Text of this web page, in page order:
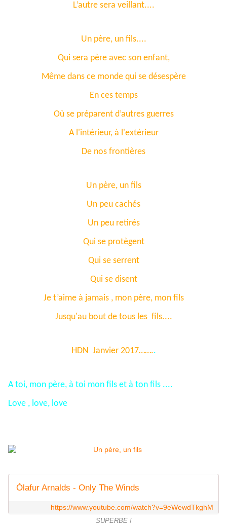
L’autre sera veillant....
Un père, un fils....
Qui sera père avec son enfant,
Même dans ce monde qui se désespère
En ces temps
Où se préparent d’autres guerres
A l'intérieur, à l'extérieur
De nos frontières
Un père, un fils
Un peu cachés
Un peu retirés
Qui se protègent
Qui se serrent
Qui se disent
Je t’aime à jamais , mon père, mon fils
Jusqu'au bout de tous les fils....
HDN Janvier 2017……..
A toi, mon père, à toi mon fils et à ton fils ....
Love , love, love
Ólafur Arnalds - Only The Winds
https://www.youtube.com/watch?v=9eWewdTkghM
SUPERBE !